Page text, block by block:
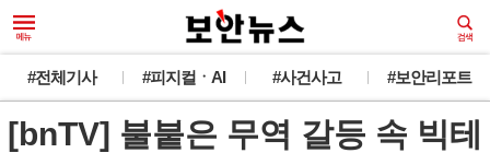
#전체기사 #피지컬ㆍAI #사건사고 #보안리포트
[bnTV] 불붙은 무역 갈등 속 빅테